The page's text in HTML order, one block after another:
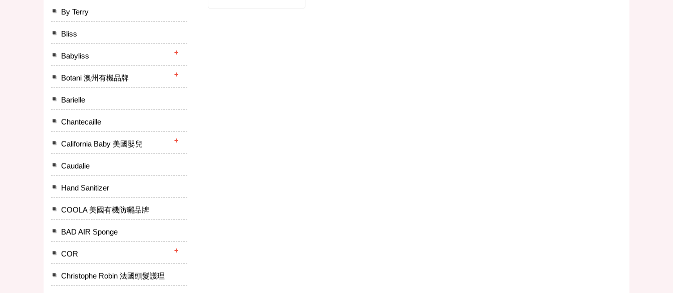
By Terry
Bliss
Babyliss
Botani 澳州有機品牌
Barielle
Chantecaille
California Baby 美國嬰兒
Caudalie
Hand Sanitizer
COOLA 美國有機防曬品牌
BAD AIR Sponge
COR
Christophe Robin 法國頭髮護理